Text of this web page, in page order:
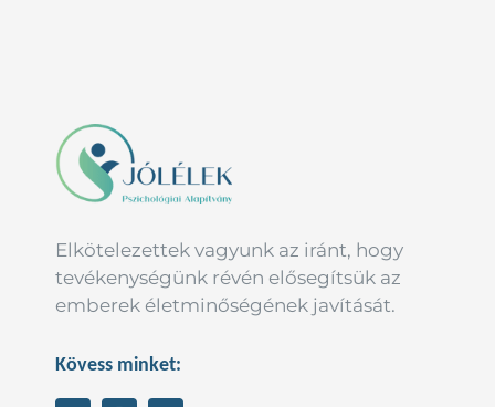
Elkötelezettek vagyunk az iránt, hogy
tevékenységünk révén elősegítsük az
emberek életminőségének javítását.
Kövess minket: